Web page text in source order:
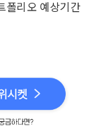
폴리오 예상기간